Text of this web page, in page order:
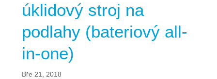
úklidový stroj na
podlahy (bateriový all-
in-one)
Bře 21, 2018